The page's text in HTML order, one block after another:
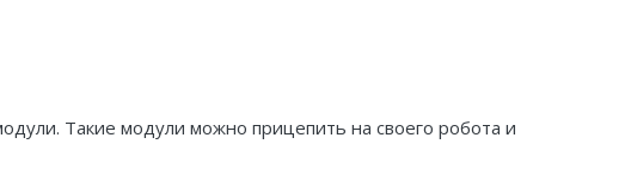
Такие модули можно прицепить на своего робота и